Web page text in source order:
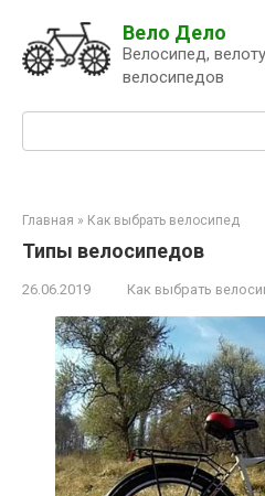
контенту
Вело Дело
Велосипед,
велосипедов
Главная » Как выбрать велосипед
Типы велосипедов
26.06.2019 Как выбрать